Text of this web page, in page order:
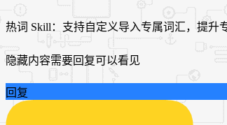
热词 Skill：支持自定义导入专属词汇，提升
隐藏内容需要回复可以看见
回复